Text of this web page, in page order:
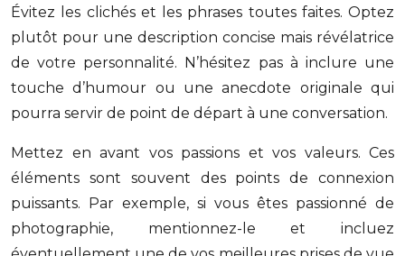
Évitez les clichés et les phrases toutes faites. Optez
plutôt pour une description concise mais révélatrice
de votre personnalité. N’hésitez pas à inclure une
touche d’humour ou une anecdote originale qui
pourra servir de point de départ à une conversation.
Mettez en avant vos passions et vos valeurs. Ces
éléments sont souvent des points de connexion
puissants. Par exemple, si vous êtes passionné de
photographie, mentionnez-le et incluez